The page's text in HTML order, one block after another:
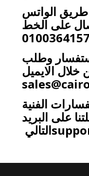
الواتس
على الخط
وطلب
الايميل
الفنية
على البريد
التالي